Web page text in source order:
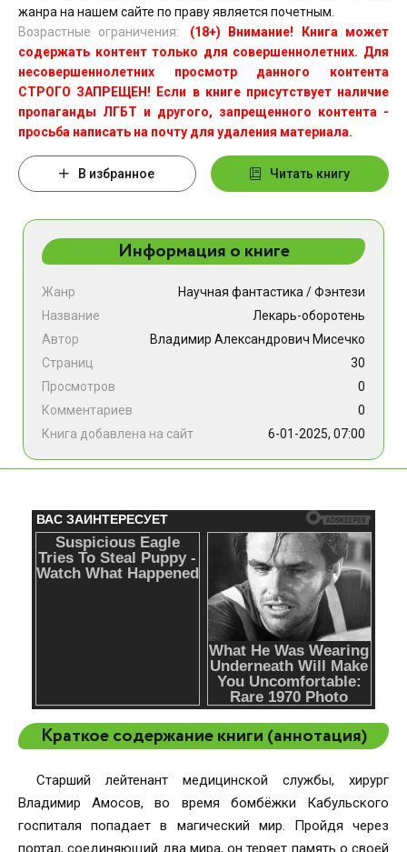
жанра на нашем сайте по праву является почетным.
Возрастные ограничения:
(18+) Внимание! Книга может
содержать контент только для совершеннолетних. Для
несовершеннолетних просмотр данного контента
СТРОГО ЗАПРЕЩЕН! Если в книге присутствует наличие
пропаганды ЛГБТ и другого, запрещенного контента -
просьба написать на почту для удаления материала.
В избранное Читать книгу
Информация о книге
Жанр Научная фантастика /Фэнтези
Название
Лекарь-оборотень
Автор
Владимир Александрович Мисечко
Страниц
30
Просмотров
0
Комментариев
0
Книга добавлена на сайт
6-01-2025, 07:00
Краткое содержание книги (аннотация)
Старший лейтенант медицинской службы, хирург
Владимир Амосов, во время бомбёжки Кабульского
госпиталя попадает в магический мир. Пройдя через
портал, соединяющий два мира, он теряет память о своей